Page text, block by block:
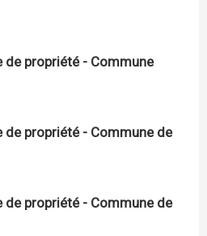
propriété - Commune
propriété - Commune de
propriété - Commune de